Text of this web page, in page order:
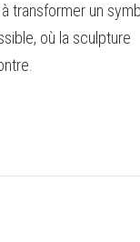
transformer un
où la sculpture